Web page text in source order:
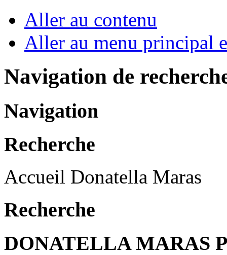
Aller au contenu
Aller au menu principal
Navigation de
Navigation
Recherche
Accueil Donatella Maras
Recherche
DONATELLA MARAS